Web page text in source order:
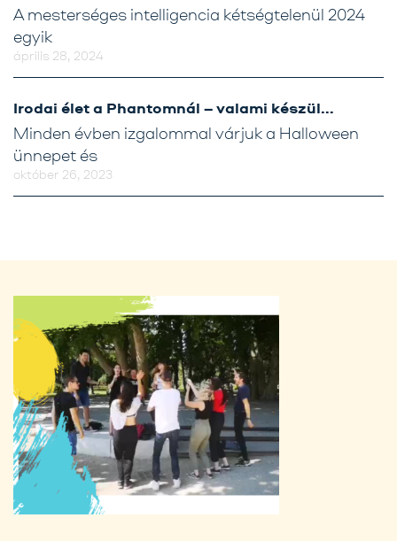
április 28, 2024
A mesterséges intelligencia kétségtelenül 2024
egyik
Irodai élet a Phantomnál – valami készül…
október 26, 2023
Minden évben izgalommal várjuk a Halloween
ünnepet és